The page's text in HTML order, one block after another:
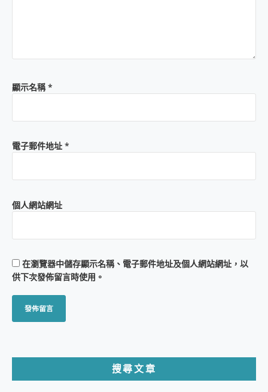
顯示名稱*
電子郵件地址 *
個人網站網址
在瀏覽器中儲存顯示名稱、電子郵件地址及個人網站網址，以
供下次發佈留言時使用。
搜尋文章